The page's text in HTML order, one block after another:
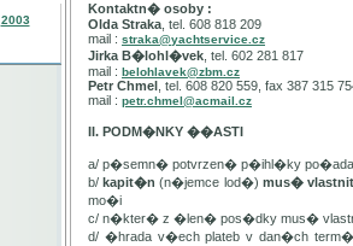
2003
Kontaktn� osoby :
Olda Straka , tel. 608 818 209
mail : straka@yachtservice.cz
Jirka B�lohl�vek , tel. 602 281 817
mail : belohlavek@zbm.cz
Petr Chmel , tel. 608 820 559, fax 387 315
mail : petr.chmel@acmail.cz
II. PODM�NKY ��ASTI
a/ p�semn� potvrzen� p�ihl�ky
b/kapit�n(n�jemce lod�) mus�
mo�i
c/ n�kter� z �len� pos�dky mus�
d/ �hrada v�ech plateb v dan�ch